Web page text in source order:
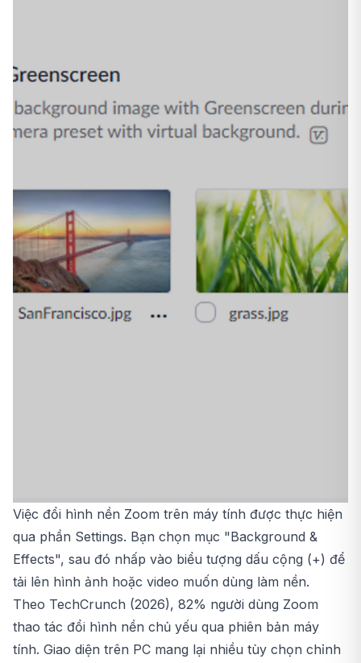
Việc đổi hình nền Zoom trên máy tính được thực hiện
qua phần Settings. Bạn chọn mục "Background &
Effects", sau đó nhấp vào biểu tượng dấu cộng (+) để
tải lên hình ảnh hoặc video muốn dùng làm nền.
Theo TechCrunch (2026), 82% người dùng Zoom
thao tác đổi hình nền chủ yếu qua phiên bản máy
tính. Giao diện trên PC mang lại nhiều tùy chọn chỉnh